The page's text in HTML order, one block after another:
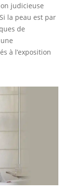
judicieuse
la peau est par
de
à l’exposition